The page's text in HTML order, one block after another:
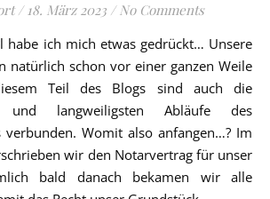
/ 18. März 2023 / No Comments
natürlich schon vor einer ganzen Weile
Teil des Blogs sind auch die
und langweiligsten Abläufe des
verbunden. Womit also anfangen…? Im
wir den Notarvertrag für unser
bald danach bekamen wir alle